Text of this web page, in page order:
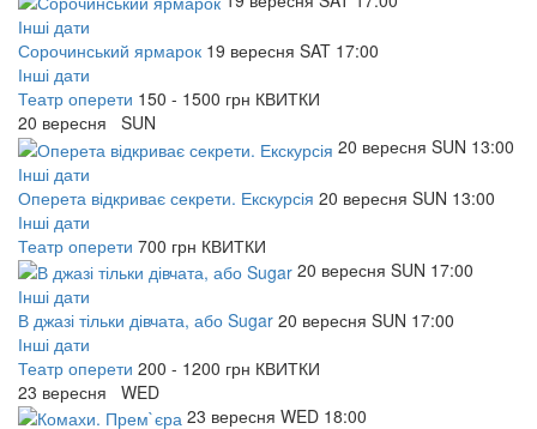
Інші дати
Сорочинський ярмарок 19 вересня SAT 17:00
Інші дати
Театр оперети 150 - 1500 грн КВИТКИ
20 вересня SUN
20 вересня SUN 13:00
Інші дати
Оперета відкриває секрети. Екскурсія 20 вересня SUN 13:00
Інші дати
Театр оперети 700 грн КВИТКИ
20 вересня SUN 17:00
Інші дати
В джазі тільки дівчата, або Sugar 20 вересня SUN 17:00
Інші дати
Театр оперети 200 - 1200 грн КВИТКИ
23 вересня WED
23 вересня WED 18:00